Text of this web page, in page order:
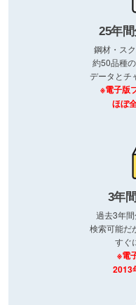
25年
鋼材・ス
約50品種
データとチ
※電子版
ほぼ
3年
過去3年
検索可能だ
すぐ
※電
2013